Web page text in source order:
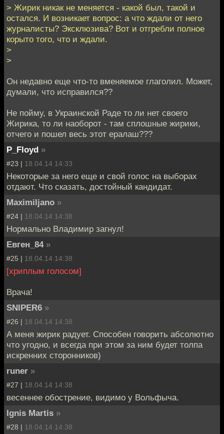
> Жирик никак не меняется - какой был, такой и
остался. И возникает вопрос: а что ждали от него
журналисты? Эксклюзива? Вот и отгребли полное
корыто того, что и ждали.
>
>
Он недавно еще что-то вменяемое глаголил. Может,
думали, что исправился??
Не пойму, в Украинской Раде то ли нет своего
Жирика, то ли наоборот - там сплошные жирики,
отчего и пошел весь этот ералаш???
P_Floyd »
#23 | 18.04.14 14:33
Некоторые за него еще и свой голос на выборах
отдают. Что сказать, достойный кандидат.
Maximiljano »
#24 | 18.04.14 14:38
Нормально Владимир загнул!
Евген_84 »
#25 | 18.04.14 14:38
[хриплым голосом]
Врача!
SNIPER6 »
#26 | 18.04.14 14:38
А меня жирик радует. Способен говорить абсолютно
что угодно, и всегда при этом за ним будет толпа
искренних сторонников)
runer »
#27 | 18.04.14 14:38
весеннее обострение, видимо у Вольфыча.
Ignis Martis »
#28 | 18.04.14 14:38